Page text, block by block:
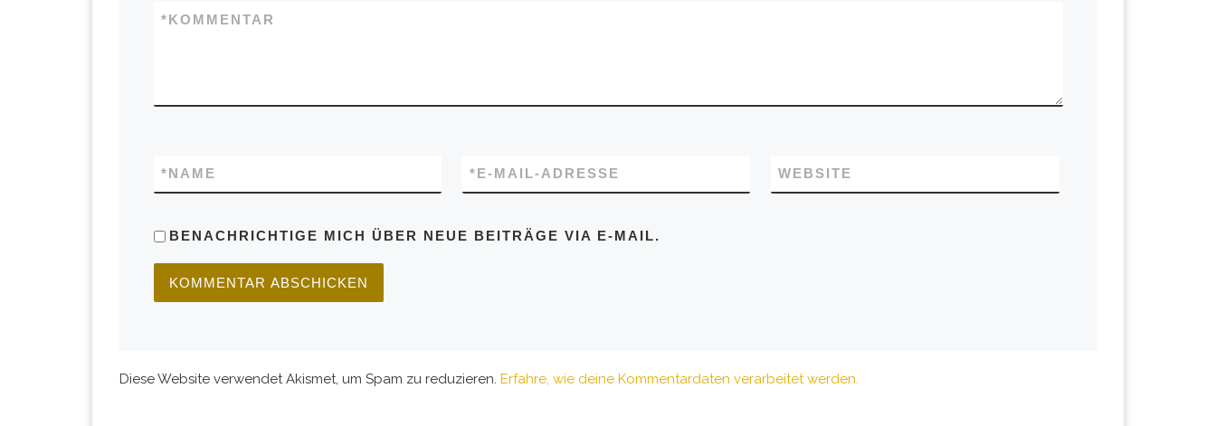
KOMMENTAR
*
NAME
* E-MAIL-ADRESSE
* WEBSITE
BENACHRICHTIGE MICH ÜBER NEUE BEITRÄGE VIA E-MAIL.
Diese Website verwendet Akismet, um Spam zu reduzieren. Erfahre, wie deine Kommentardaten verarbeitet werden.